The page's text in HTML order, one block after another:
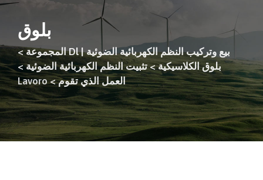
بلوق
بيع وتركيب النظم الكهربائية الضوئية | Dl المجموعة
>
بلوق الكلاسيكية> تثبيت النظم الكهربائية الضوئية>
العمل الذي تقوم>
Lavoro